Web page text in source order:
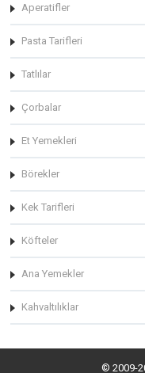
Aperatifler
Pasta Tarifleri
Tatlılar
Çorbalar
Et Yemekleri
Börekler
Kek Tarifleri
Köfteler
Ana Yemekler
Kahvaltılıklar
© 2009-